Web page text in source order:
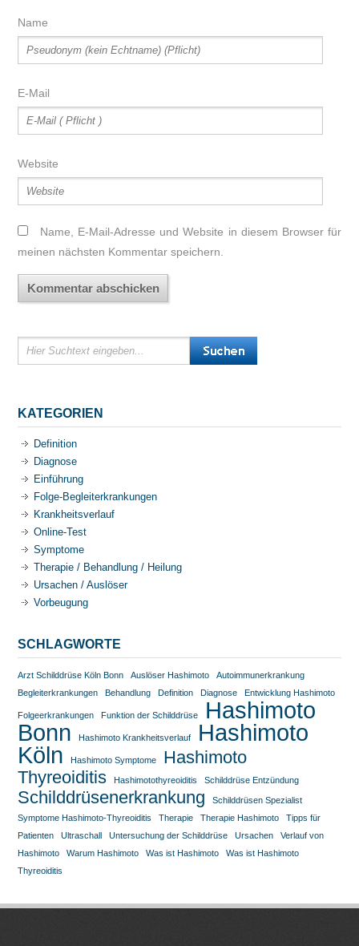
Name
E-Mail
Website
Name, E-Mail-Adresse und Website in diesem Browser für
meinen nächsten Kommentar speichern.
KATEGORIEN
Definition
Diagnose
Einführung
Folge-Begleiterkrankungen
Krankheitsverlauf
Online-Test
Symptome
Therapie / Behandlung / Heilung
Ursachen / Auslöser
Vorbeugung
SCHLAGWORTE
Arzt Schilddrüse Köln Bonn Auslöser Hashimoto
Autoimmunerkrankung
Begleiterkrankungen
Behandlung Definition Diagnose Entwicklung Hashimoto
Folgeerkrankungen Funktion der Schilddrüse
Hashimoto
Bonn
Hashimoto Krankheitsverlauf
Hashimoto
Köln
Hashimoto Symptome
Hashimoto
Thyreoiditis
Hashimotothyreoiditis Schilddrüse Entzündung
Schilddrüsenerkrankung
Schilddrüsen Spezialist
Symptome Hashimoto-Thyreoiditis
Therapie Therapie Hashimoto
Tipps für
Patienten
Ultraschall Untersuchung der Schilddrüse Ursachen
Verlauf von
Hashimoto
Warum Hashimoto Was ist Hashimoto
Was ist Hashimoto
Thyreoiditis